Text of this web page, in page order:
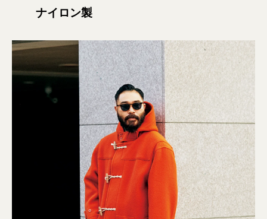
ナイロン製